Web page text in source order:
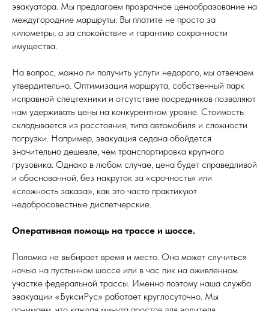
эвакуатора. Мы предлагаем прозрачное ценообразование на
междугородние маршруты. Вы платите не просто за
километры, а за спокойствие и гарантию сохранности
имущества.
На вопрос, можно ли получить услуги недорого, мы отвечаем
утвердительно. Оптимизация маршрута, собственный парк
исправной спецтехники и отсутствие посредников позволяют
нам удерживать цены на конкурентном уровне. Стоимость
складывается из расстояния, типа автомобиля и сложности
погрузки. Например, эвакуация седана обойдется
значительно дешевле, чем транспортировка крупного
грузовика. Однако в любом случае, цена будет справедливой
и обоснованной, без накруток за «срочность» или
«сложность заказа», как это часто практикуют
недобросовестные диспетчерские.
Оперативная помощь на трассе и шоссе.
Поломка не выбирает время и место. Она может случиться
ночью на пустынном шоссе или в час пик на оживленном
участке федеральной трассы. Именно поэтому наша служба
эвакуации «БуксиРус» работает круглосуточно. Мы